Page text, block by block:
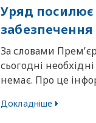
Уряд посилює
За словами
сьогодні
немає. Про це
Докладніше